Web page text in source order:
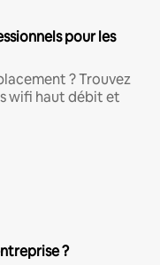
pour les
? Trouvez
wifi haut débit et
?